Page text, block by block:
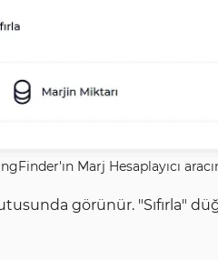
Marj Hesaplayıcı
görünür. "Sıfırla"